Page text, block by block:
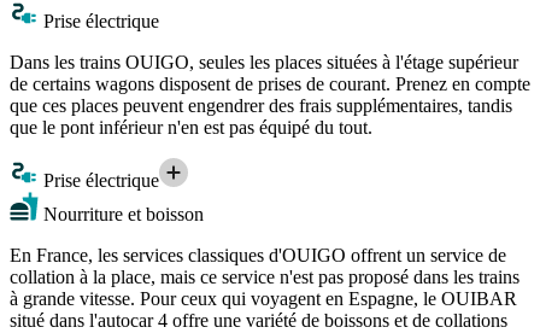
Prise électrique
Dans les trains OUIGO, seules les places situées à l'étage supérieur
de certains wagons disposent de prises de courant. Prenez en compte
que ces places peuvent engendrer des frais supplémentaires, tandis
que le pont inférieur n'en est pas équipé du tout.
Prise électrique
Nourriture et boisson
En France, les services classiques d'OUIGO offrent un service de
collation à la place, mais ce service n'est pas proposé dans les trains
à grande vitesse. Pour ceux qui voyagent en Espagne, le OUIBAR
situé dans l'autocar 4 offre une variété de boissons et de collations